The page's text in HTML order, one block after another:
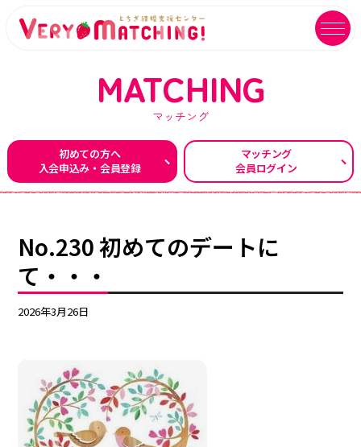
マッチング会員ログイン イベントユーザーログイン
MATCHING
マッチング
ご成婚カップルメッセージ
注意事項
EVENT
イベント
DATING
交際応援
MATCHING
マッチング
初めての方へ
入会申込み・会員登録
マッチング
会員ログイン
No.230 初めてのデートに
て・・・
2026年3月26日